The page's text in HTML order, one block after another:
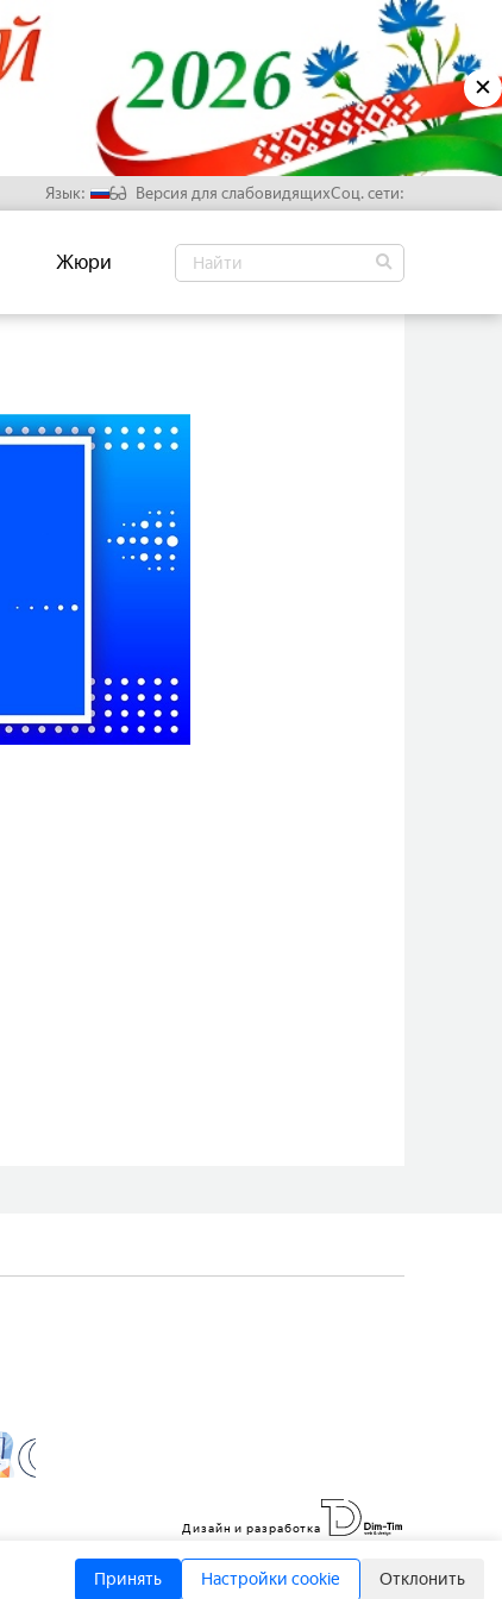
✕
Язык:
Белорусский
Версия для слабовидящихСоц. сети:
Жюри
Принять Настройки cookie Отклонить
Дизайн и разработка